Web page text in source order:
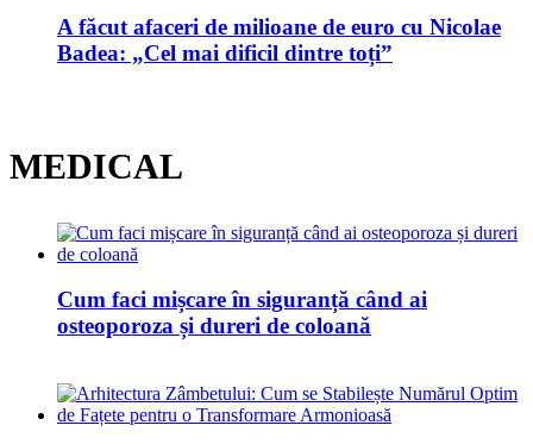
A făcut afaceri de milioane de euro cu Nicolae
Badea: „Cel mai dificil dintre toți”
MEDICAL
Cum faci mișcare în siguranță când ai
osteoporoza și dureri de coloană